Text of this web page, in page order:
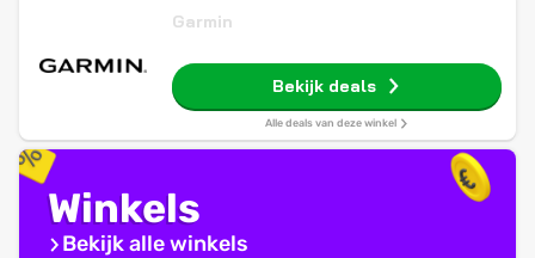
Garmin
Bekijk deals
Alle deals van deze winkel
Winkels
Bekijk alle winkels